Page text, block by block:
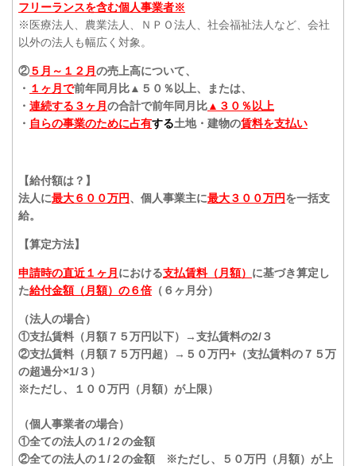
フリーランスを含む個人事業者※
※医療法人、農業法人、ＮＰＯ法人、社会福祉法人など、会社
以外の法人も幅広く対象。
②５月～１２月 の売上高について、
・ １ヶ月で前年同月比▲５０％以上、または、
・ 連続する３ヶ月 の合計で前年同月比▲３０％以上
・ 自らの事業のために占有する土地・建物の賃料を支払い
【給付額は？】
法人に最大６００万円、個人事業主に最大３００万円を一括支
給。
【算定方法】
申請時の直近１ヶ月 における支払賃料（月額） に基づき算定し
た給付金額（月額）の６倍（６ヶ月分）
（法人の場合）
①支払賃料（月額７５万円以下）→支払賃料の2/３
②支払賃料（月額７５万円超）→５０万円+（支払賃料の７５万
の超過分×1/３）
※ただし、１００万円（月額）が上限）
（個人事業者の場合）
①全ての法人の１/２の金額
②全ての法人の１/２の金額 ※ただし、５０万円（月額）が上